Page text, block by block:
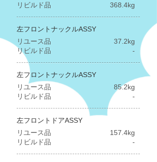
​リビルド品
368.4kg
左フロントナックルASSY
リユース品
​リビルド品
37.2kg
-
左フロントナックルASSY
リユース品
​リビルド品
85.2kg
-
左フロントドアASSY
リユース品
​リビルド品
157.4kg
-